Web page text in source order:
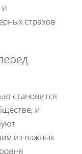
страхов
становится
и
из важных